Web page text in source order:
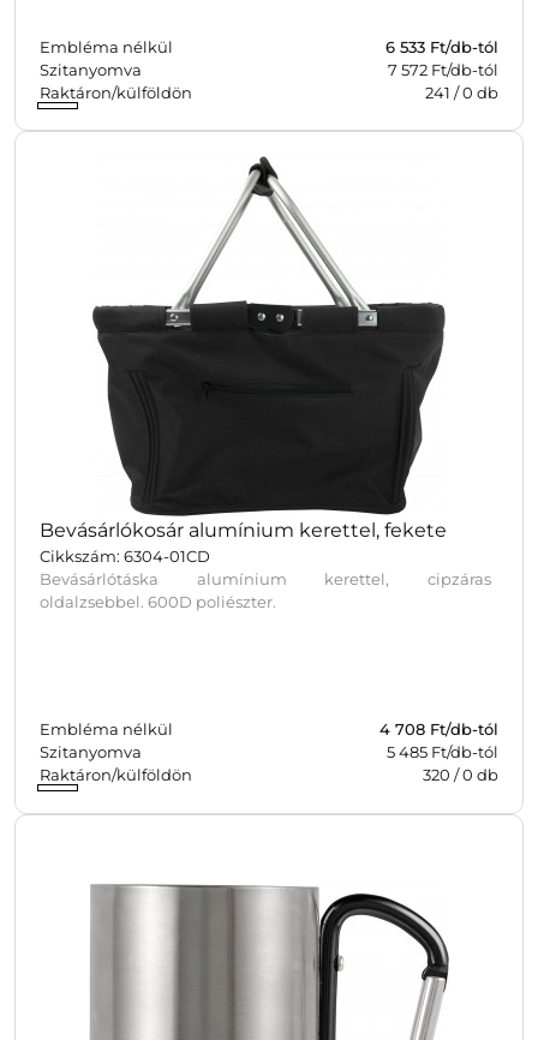
Embléma nélkül 6 533 Ft/db-tól
Szitanyomva
7 572 Ft/db-tól
Raktáron/külföldön
241 /0 db
Bevásárlókosár alumínium kerettel, fekete
Cikkszám: 6304-01CD
Bevásárlótáska alumínium kerettel, cipzáras
oldalzsebbel. 600D poliészter.
Embléma nélkül 4 708 Ft/db-tól
Szitanyomva
5 485 Ft/db-tól
Raktáron/külföldön
320 /0 db